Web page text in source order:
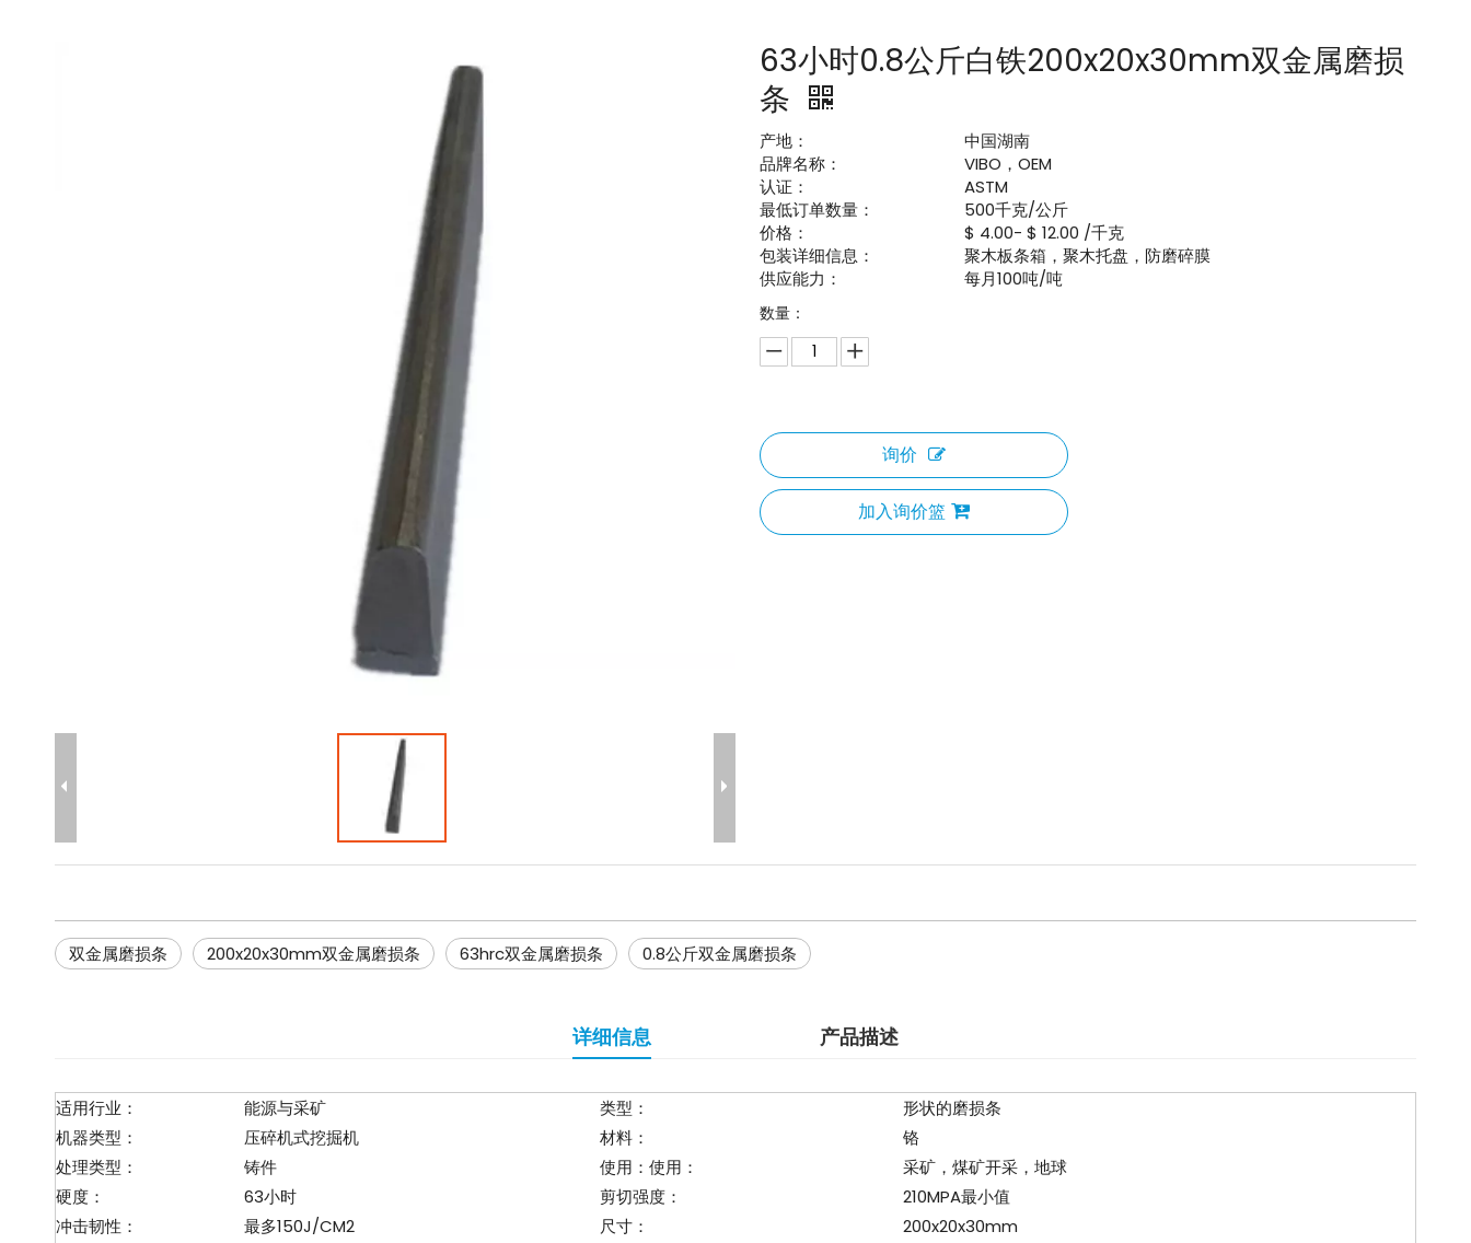
63小时0.8公斤白铁200x20x30mm双金属磨损
条
产地：
中国湖南
品牌名称：
VIBO，OEM
认证：
ASTM
最低订单数量：
500千克/公斤
价格：
$ 4.00- $ 12.00 /千克
包装详细信息：
聚木板条箱，聚木托盘，防磨碎膜
供应能力：
每月100吨/吨
数量：
询价
加入询价篮
双金属磨损条 200x20x30mm双金属磨损条 63hrc双金属磨损条 0.8公斤双金属磨损条
详细信息 产品描述
适用行业： 能源与采矿 类型：
形状的磨损条
机器类型：
压碎机式挖掘机 材料：
铬
处理类型：
铸件 使用：使用：
采矿，煤矿开采，地球
硬度：
63小时 剪切强度：
210MPA最小值
冲击韧性：
最多150J/CM2 尺寸：
200x20x30mm